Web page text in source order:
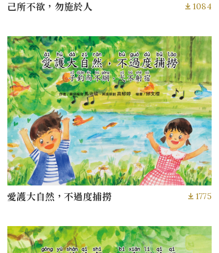
己所不欲，勿施於人 1084
愛護大自然，不過度捕撈 1775